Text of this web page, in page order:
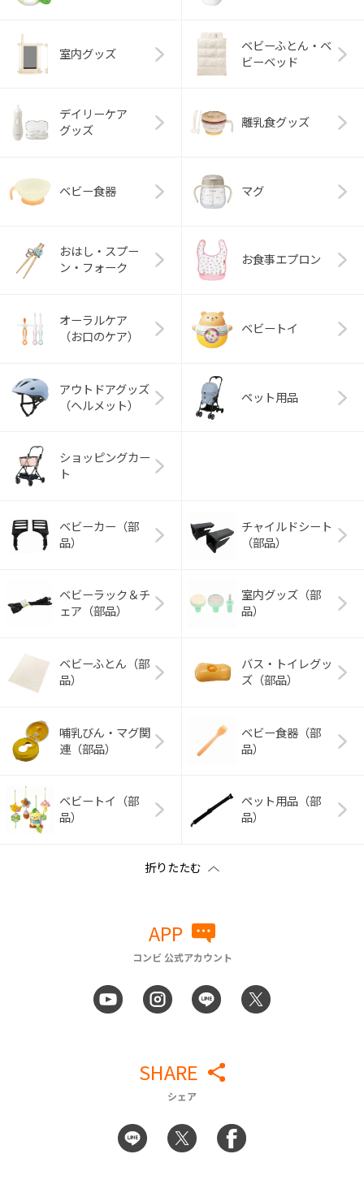
室内グッズ
ベビーふとん・ベ
ビーベッド
デイリーケア
グッズ
離乳食グッズ
ベビー食器 マグ
おはし・スプー
ン・フォーク
お食事エプロン
オーラルケア
（お口のケア）
ベビートイ
アウトドアグッズ
（ヘルメット）
ペット用品
ショッピングカー
ト
ベビーカー（部
品）
チャイルドシート
（部品）
ベビーラック＆チ
ェア（部品）
室内グッズ（部
品）
ベビーふとん（部
品）
バス・トイレグッ
ズ（部品）
哺乳びん・マグ関
連（部品）
ベビー食器（部
品）
ベビートイ（部
品）
ペット用品（部
品）
APP
コンビ 公式アカウント
SHARE
シェア